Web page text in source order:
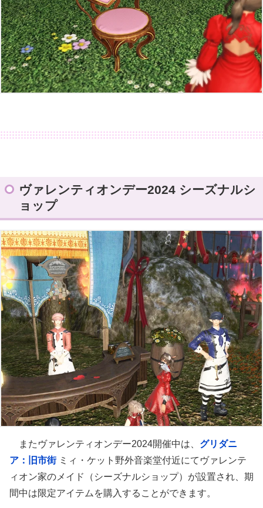
ヴァレンティオンデー2024 シーズナルシ
ョップ
またヴァレンティオンデー2024開催中は、 グリダニ
ア：旧市街ミィ・ケット野外音楽堂付近にてヴァレンテ
ィオン家のメイド（シーズナルショップ）が設置され、期
間中は限定アイテムを購入することができます。